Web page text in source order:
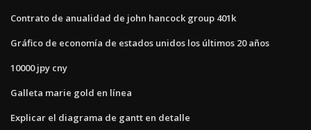
Contrato de anualidad de john hancock group 401k
Gráfico de economía de estados unidos los últimos 20 años
10000 jpy cny
Galleta marie gold en línea
Explicar el diagrama de gantt en detalle